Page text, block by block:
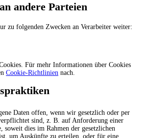
andere Parteien
zu folgenden Zwecken an Verarbeiter weiter:
Für mehr Informationen über Cookies
Cookie-Richtlinien nach.
Daten offen, wenn wir gesetzlich oder per
sind, z. B. auf Anforderung einer
soweit dies im Rahmen der gesetzlichen
um Auskünfte zu erteilen, oder für eine